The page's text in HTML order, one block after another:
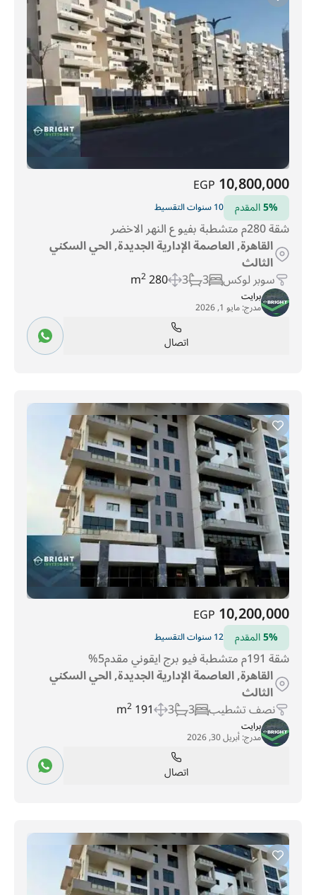
10,800,000
EGP
5%المقدم 10 سنوات التقسيط
شقة 280م متشطبة بفيو ع النهر الاخضر
القاهرة, العاصمة الإدارية الجديدة, الحي السكني
الثالث
سوبر لوكس 3
3
280 m
2
برايت
مدرج:مايو 1, 2026
اتصال
10,200,000
EGP
5%المقدم 12 سنوات التقسيط
شقة 191م متشطبة فيو برج ايقوني مقدم5%
القاهرة, العاصمة الإدارية الجديدة, الحي السكني
الثالث
نصف تشطيب 3
3
191 m
2
برايت
مدرج:أبريل 30, 2026
اتصال